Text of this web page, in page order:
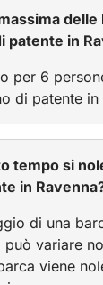
patente in
per 6
di patente in
tempo si
in
di una
può variare
viene